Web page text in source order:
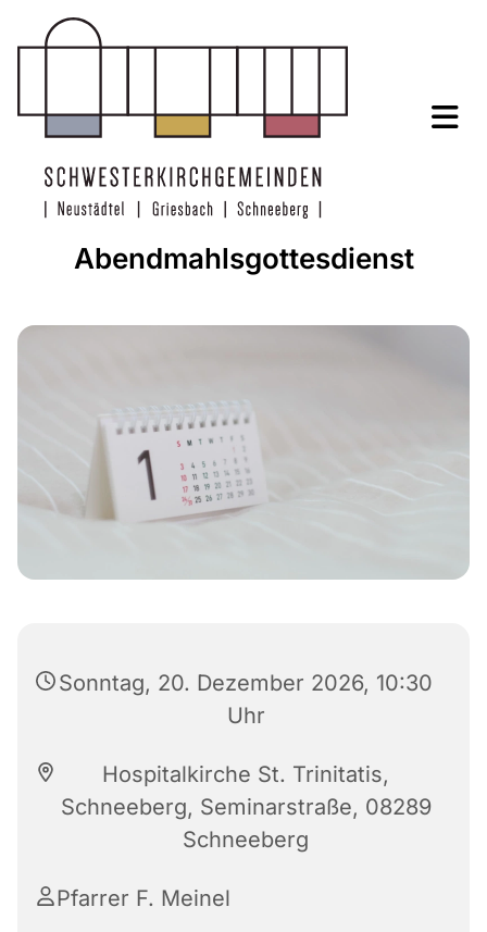
Abendmahlsgottesdienst
Sonntag, 20. Dezember 2026, 10:30
Uhr
Hospitalkirche St. Trinitatis,
Schneeberg, Seminarstraße, 08289
Schneeberg
Pfarrer F. Meinel